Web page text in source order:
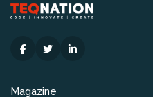
Magazine